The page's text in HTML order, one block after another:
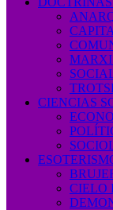
CIENCIAS
CIELO